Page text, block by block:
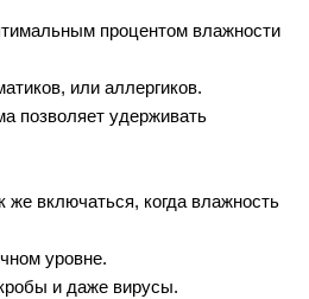
процентом влажности
или аллергиков.
позволяет удерживать
включаться, когда влажность
уровне.
и даже вирусы.